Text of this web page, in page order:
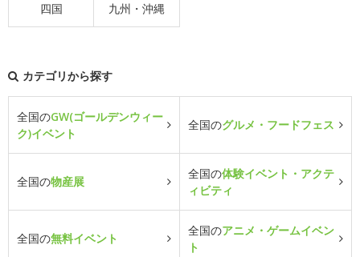
四国 九州・沖縄
カテゴリから探す
全国のGW(ゴールデンウィー
ク)イベント
全国のグルメ・フードフェス
全国の物産展
全国の体験イベント・アクテ
ィビティ
全国の無料イベント
全国のアニメ・ゲームイベン
ト